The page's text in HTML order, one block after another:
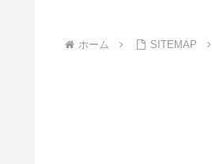
ホーム SITEMAP